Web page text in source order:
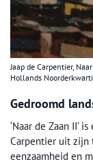
Jaap de Carpentier,
Hollands
Gedroomd
‘Naar de Zaan II’
Carpentier uit zijn
eenzaamheid en